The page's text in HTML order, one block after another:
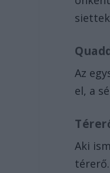
Az
el, a
Aki